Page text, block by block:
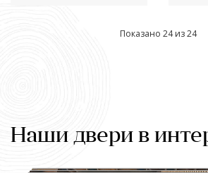
Показано 24 из 24
Наши двери в